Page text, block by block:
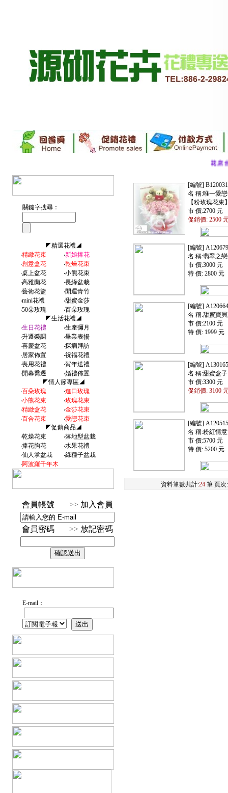
花店
關鍵字搜尋：
◤精選花禮◢
‧精緻花束 ‧新娘捧花
‧創意盒花 ‧乾燥花束
‧桌上盆花 ‧小熊花束
‧高雅蘭花 ‧長綠盆栽
‧藝術花籃 ‧開運青竹
‧mini花禮 ‧甜蜜金莎
‧50朵玫瑰 ‧百朵玫瑰
◤生活花禮◢
‧生日花禮 ‧生產彌月
‧升遷榮調 ‧畢業表揚
‧喜慶盆花 ‧探病拜訪
‧居家佈置 ‧祝福花禮
‧喪用花禮 ‧賀年送禮
‧開幕喬遷 ‧婚禮佈置
◤情人節專區◢
‧百朵玫瑰 ‧進口玫瑰
‧小熊花束 ‧玫瑰花束
‧精緻盒花 ‧金莎花束
‧百合花束 ‧愛戀花束
◤促銷商品◢
‧乾燥花束 ‧落地型盆栽
‧捧花胸花 ‧水果花禮
‧仙人掌盆栽 ‧綠種子盆栽
‧阿波羅千年木
會員帳號 >> 加入會員
會員密碼 >> 放記密碼
E-mail：
[編號] B120031
名 稱:唯一愛戀
【粉玫瑰花束
市 價:2700 元
促銷價: 2500
[編號] A120679
名 稱:翡翠之
市 價:3000 元
特 價: 2800 元
[編號] A120664
名 稱:甜蜜寶
市 價:2100 元
特 價: 1999 元
[編號] A130165
名 稱:甜蜜盒子
市 價:3300 元
促銷價: 3100
[編號] A120515
名 稱:粉紅情意
市 價:5700 元
特 價: 5200 元
資料筆數共計:24 筆 頁